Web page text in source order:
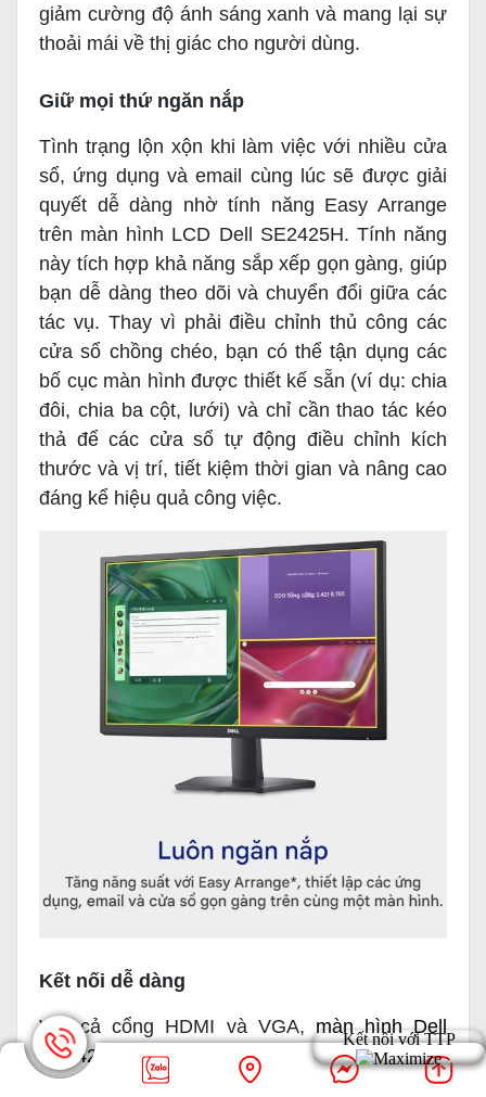
giảm cường độ ánh sáng xanh và mang lại sự
thoải mái về thị giác cho người dùng.
Giữ mọi thứ ngăn nắp
Tình trạng lộn xộn khi làm việc với nhiều cửa
sổ, ứng dụng và email cùng lúc sẽ được giải
quyết dễ dàng nhờ tính năng Easy Arrange
trên màn hình LCD Dell SE2425H. Tính năng
này tích hợp khả năng sắp xếp gọn gàng, giúp
bạn dễ dàng theo dõi và chuyển đổi giữa các
tác vụ. Thay vì phải điều chỉnh thủ công các
cửa sổ chồng chéo, bạn có thể tận dụng các
bố cục màn hình được thiết kế sẵn (ví dụ: chia
đôi, chia ba cột, lưới) và chỉ cần thao tác kéo
thả để các cửa sổ tự động điều chỉnh kích
thước và vị trí, tiết kiệm thời gian và nâng cao
đáng kể hiệu quả công việc.
Kết nối dễ dàng
Với cả cổng HDMI và VGA, màn hình Dell
SE2425H 24 inch
có khả năng kết nối với mọi
loại máy tính hiện nay. Chỉ cần một thao tác